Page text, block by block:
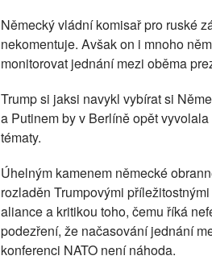
Německý vládní komisař pro ruské
nekomentuje. Avšak on i mnoho
monitorovat jednání mezi oběma
Trump si jaksi navykl vybírat si
a Putinem by v Berlíně opět
tématy.
Úhelným kamenem německé
rozladěn Trumpovými
aliance a kritikou toho, čemu říká
podezření, že načasování jednání
konferenci NATO není náhoda.